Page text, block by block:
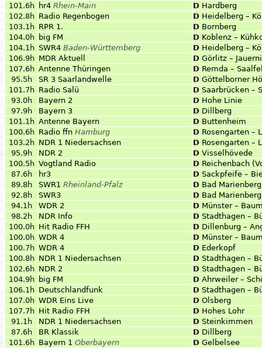
101.6h
hr4 Rhein-Main D Hardberg
102.8h Radio Regenbogen D Heidelberg –
103.1h RPR 1. D Bornberg
104.0h
big FM D Koblenz –
104.1h SWR4 Baden-Württemberg D Heidelberg –
106.9h MDR Aktuell D Görlitz –
107.6h Antenne Thüringen D Remda –
95.5h
SR 3 Saarlandwelle D Göttelborner
101.7h Radio Salü D Saarbrücken –
93.0h
Bayern 2 D Hohe Linie
97.9h
Bayern 3 D Dillberg
101.1h Antenne Bayern D Buttenheim
100.6h Radio ffn Hamburg D Rosengarten –
103.2h NDR 1 Niedersachsen D Rosengarten –
95.9h
NDR 2 D Visselhövede
100.5h Vogtland Radio D Reichenbach
87.6h
hr3 D Sackpfeife –
89.8h
SWR1 Rheinland-Pfalz D Bad Marienberg
92.8h
SWR3 D Bad Marienberg
94.1h
WDR 2 D Münster –
98.2h
NDR Info D Stadthagen –
100.0h Hit Radio FFH D Dillenburg –
100.0h WDR 4 D Münster –
100.7h WDR 4 D Ederkopf
100.8h NDR 1 Niedersachsen D Stadthagen –
102.6h NDR 2 D Stadthagen –
104.9h
big FM D Ahrweiler –
106.1h Deutschlandfunk D Stadthagen –
107.0h WDR Eins Live D Olsberg
107.7h Hit Radio FFH D Hohes Lohr
91.1h
NDR 1 Niedersachsen D Steinkimmen
87.6h
BR Klassik D Dillberg
101.6h Bayern 1 Oberbayern D Gelbelsee